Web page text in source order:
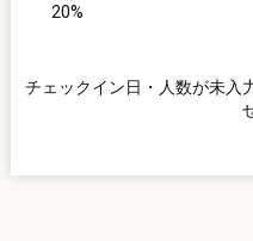
20%
チェックイン日・人数が未入